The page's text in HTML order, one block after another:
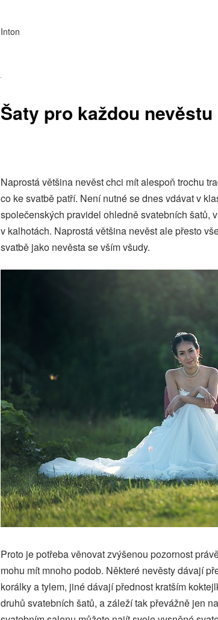
Inton
Šaty pro každou nevěstu
Naprostá většina nevěst chci mít alespoň trochu
co ke svatbě patří. Není nutné se dnes vdávat v
společenských pravidel ohledně svatebních šatů,
v kalhotách. Naprostá většina nevěst ale přesto
svatbě jako nevěsta se vším všudy.
Proto je potřeba věnovat zvýšenou pozornost
mohu mít mnoho podob. Některé nevěsty dávají
korálky a tylem, jiné dávají přednost kratším
druhů svatebních šatů, a záleží tak převážně jen